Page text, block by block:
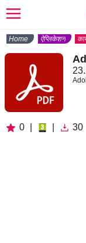
Home ऐप्लिकेशन
0 30